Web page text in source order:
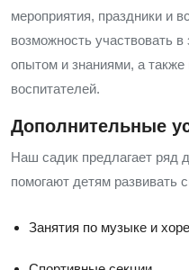
мероприятия, праздники и
возможность участвовать
опытом и знаниями, а также
воспитателей.
Дополнительные
Наш садик предлагает ряд
помогают детям развивать
Занятия по музыке и